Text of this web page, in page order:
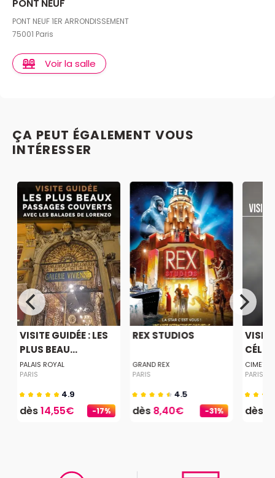
PONT NEUF
PONT NEUF 1ER ARRONDISSEMENT
75001 Paris
Voir la salle
ÇA PEUT ÉGALEMENT VOUS
INTÉRESSER
-17%
VISITE GUIDÉE : LES
PLUS BEAU...
PALAIS ROYAL
PARIS
4.9
dès14,55€ -31%
REX STUDIOS
GRAND REX
PARIS
4.5
dès8,40€
PARIS
dès